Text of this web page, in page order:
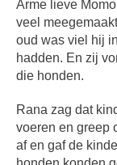
Arme lieve
veel
oud was viel hij
hadden. En zij
die honden.
Rana zag dat
voeren en greep
af en gaf de